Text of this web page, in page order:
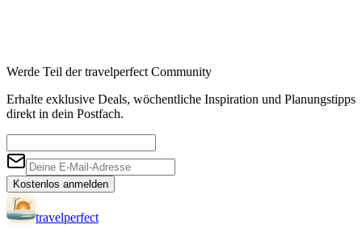
Werde Teil der travelperfect Community
Erhalte exklusive Deals, wöchentliche Inspiration und Planungstipps
direkt in dein Postfach.
Kostenlos anmelden
travelperfect